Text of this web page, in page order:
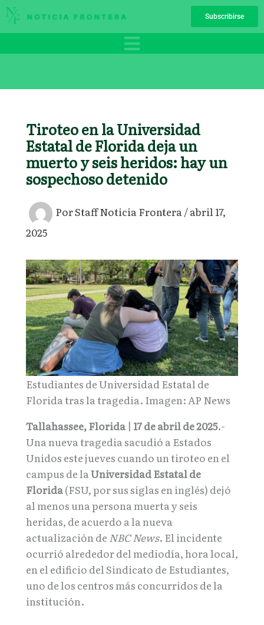
Ir
al
Subscribirse
Tiroteo en la Universidad
Estatal de Florida deja un
muerto y seis heridos: hay un
sospechoso detenido
PorStaff Noticia Frontera/abril 17,
2025
Estudiantes de Universidad Estatal de
Florida tras la tragedia. Imagen: AP News
Tallahassee, Florida | 17 de abril de 2025.-
Una nueva tragedia sacudió a Estados
Unidos este jueves cuando un tiroteo en el
campus de la Universidad Estatal de
Florida(FSU, por sus siglas en inglés) dejó
al menos una persona muerta y seis
heridas, de acuerdo a la nueva
actualización de NBC News. El incidente
ocurrió alrededor del mediodía, hora local,
en el edificio del Sindicato de Estudiantes,
uno de los centros más concurridos de la
institución.